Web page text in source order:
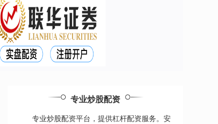
专业炒股配资
专业炒股配资平台，提供杠杆配资服务。安